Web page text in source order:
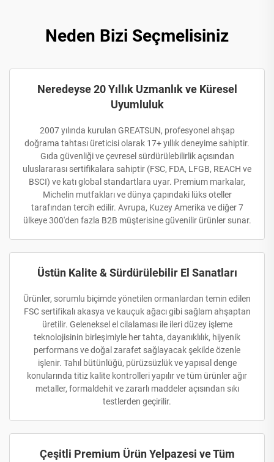
Neden Bizi Seçmelisiniz
Neredeyse 20 Yıllık Uzmanlık ve Küresel
Uyumluluk
2007 yılında kurulan GREATSUN, profesyonel ahşap
doğrama tahtası üreticisi olarak 17+ yıllık deneyime sahiptir.
Gıda güvenliği ve çevresel sürdürülebilirlik açısından
uluslararası sertifikalara sahiptir (FSC, FDA, LFGB, REACH ve
BSCI) ve katı global standartlara uyar. Premium markalar,
Michelin mutfakları ve dünya çapındaki lüks oteller
tarafından tercih edilir. Avrupa, Kuzey Amerika ve diğer 7
ülkeye 300'den fazla B2B müşterisine güvenilir ürünler sunar.
Üstün Kalite & Sürdürülebilir El Sanatları
Ürünler, sorumlu biçimde yönetilen ormanlardan temin edilen
FSC sertifikalı akasya ve kauçuk ağacı gibi sağlam ahşaptan
üretilir. Geleneksel el cilalaması ile ileri düzey işleme
teknolojisinin birleşimiyle her tahta, dayanıklılık, hijyenik
performans ve doğal zarafet sağlayacak şekilde özenle
işlenir. Tahıl bütünlüğü, pürüzsüzlük ve yapısal denge
konularında titiz kalite kontrolleri yapılır ve tüm ürünler ağır
metaller, formaldehit ve zararlı maddeler açısından sıkı
testlerden geçirilir.
Çeşitli Premium Ürün Yelpazesi ve Tüm